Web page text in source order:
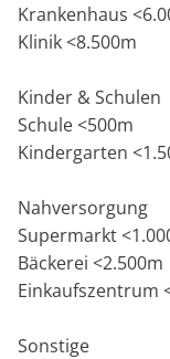
Krankenhaus
Klinik <8.500m
Kinder & Schulen
Schule <500m
Kindergarten
Nahversorgung
Supermarkt
Bäckerei <2.500m
Einkaufszentrum
Sonstige